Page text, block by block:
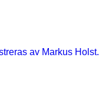
av Markus Holst.